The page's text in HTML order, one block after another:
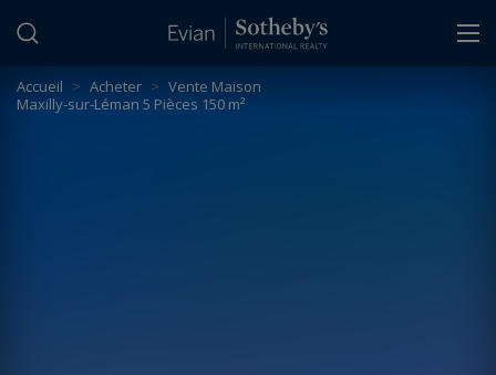
Accueil > Acheter > Vente Maison
Maxilly-sur-Léman 5 Pièces 150 m²